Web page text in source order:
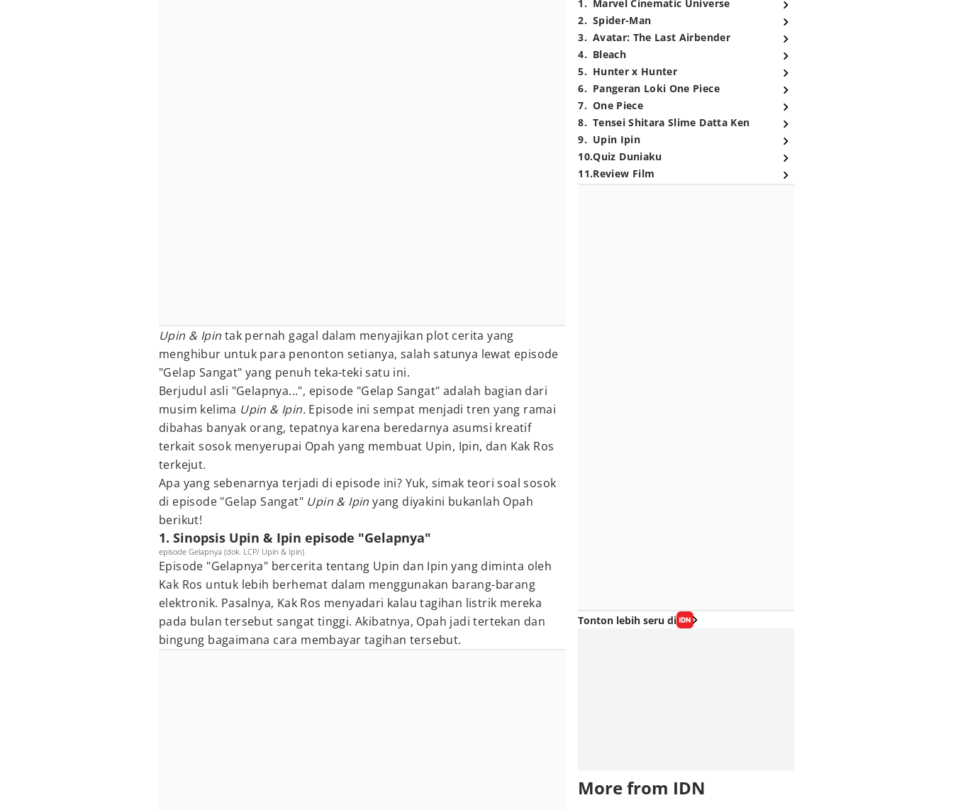
Upin & Ipin tak pernah gagal dalam menyajikan plot cerita yang
menghibur untuk para penonton setianya, salah satunya lewat episode
"Gelap Sangat" yang penuh teka-teki satu ini.
Berjudul asli "Gelapnya...", episode "Gelap Sangat" adalah bagian dari
musim kelima Upin & Ipin. Episode ini sempat menjadi tren yang ramai
dibahas banyak orang, tepatnya karena beredarnya asumsi kreatif
terkait sosok menyerupai Opah yang membuat Upin, Ipin, dan Kak Ros
terkejut.
Apa yang sebenarnya terjadi di episode ini? Yuk, simak teori soal sosok
di episode "Gelap Sangat" Upin & Ipinyang diyakini bukanlah Opah
berikut!
1. Sinopsis Upin & Ipin episode "Gelapnya"
episode Gelapnya (dok. LCP/ Upin & Ipin)
Episode "Gelapnya" bercerita tentang Upin dan Ipin yang diminta oleh
Kak Ros untuk lebih berhemat dalam menggunakan barang-barang
elektronik. Pasalnya, Kak Ros menyadari kalau tagihan listrik mereka
pada bulan tersebut sangat tinggi. Akibatnya, Opah jadi tertekan dan
bingung bagaimana cara membayar tagihan tersebut.
1. Marvel Cinematic Universe
2. Spider-Man
3. Avatar: The Last Airbender
4. Bleach
5. Hunter x Hunter
6. Pangeran Loki One Piece
7. One Piece
8. Tensei Shitara Slime Datta Ken
9. Upin Ipin
10.Quiz Duniaku
11.Review Film
Tonton lebih seru di
More from IDN